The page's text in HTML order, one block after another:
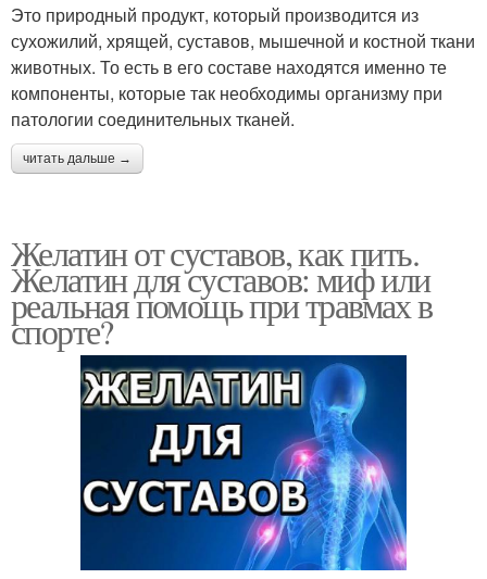
Это природный продукт, который производится из
сухожилий, хрящей, суставов, мышечной и костной ткани
животных. То есть в его составе находятся именно те
компоненты, которые так необходимы организму при
патологии соединительных тканей.
читать дальше →
Желатин от суставов, как пить.
Желатин для суставов: миф или
реальная помощь при травмах в
спорте?